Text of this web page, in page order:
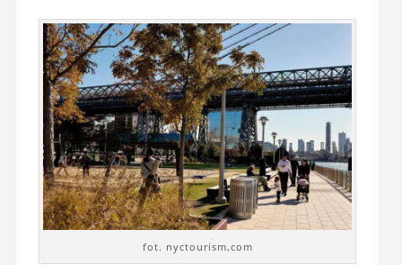
fot. nyctourism.com